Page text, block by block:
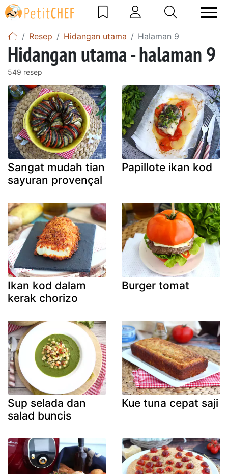
Resep Hidangan utama Halaman 9
Hidangan utama - halaman 9
549 resep
Sangat mudah tian
sayuran provençal
Papillote ikan kod
Ikan kod dalam
kerak chorizo
Burger tomat
Sup selada dan
salad buncis
Kue tuna cepat saji